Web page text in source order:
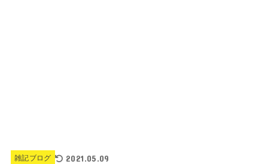
雑記ブログ 2021.05.09